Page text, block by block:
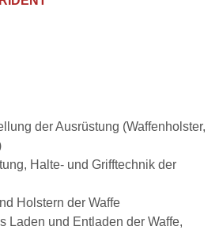
der Ausrüstung (Waffenholster,
Halte- und Grifftechnik der
Holstern der Waffe
Laden und Entladen der Waffe,